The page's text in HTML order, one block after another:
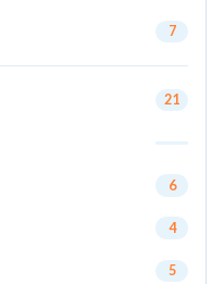
7
21
6
4
5